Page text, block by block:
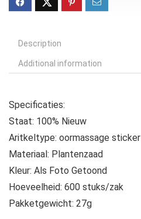
Description
Additional information
Specificaties:
Staat: 100% Nieuw
Aritkeltype: oormassage sticker
Materiaal: Plantenzaad
Kleur: Als Foto Getoond
Hoeveelheid: 600 stuks/zak
Pakketgewicht: 27g